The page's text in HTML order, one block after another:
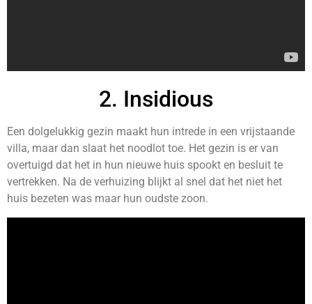
2. Insidious
Een dolgelukkig gezin maakt hun intrede in een vrijstaande
villa, maar dan slaat het noodlot toe. Het gezin is er van
overtuigd dat het in hun nieuwe huis spookt en besluit te
vertrekken. Na de verhuizing blijkt al snel dat het niet het
huis bezeten was maar hun oudste zoon.